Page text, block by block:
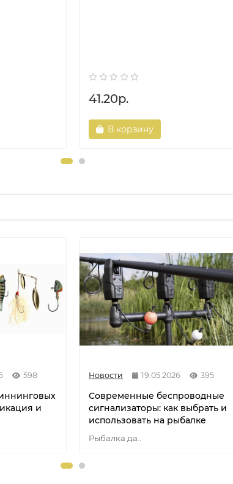
41.20р.
В корзину
598
и
Новости 19.05.2026 395
Современные беспроводные
сигнализаторы: как выбрать и
использовать на рыбалке
Рыбалка да..